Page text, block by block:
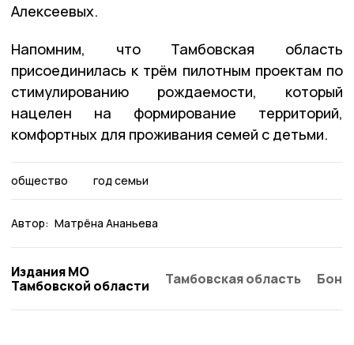
Алексеевых.
Напомним, что Тамбовская область
присоединилась к трём пилотным проектам по
стимулированию рождаемости, который
нацелен на формирование территорий,
комфортных для проживания семей с детьми.
общество год семьи
Автор: Матрёна Ананьева
Издания МО
Тамбовской области
Тамбовская область